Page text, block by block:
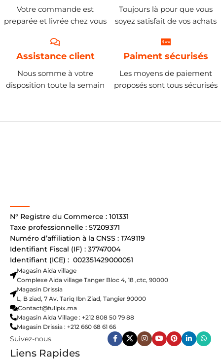
Votre commande est
preparée et livrée chez vous
Toujours là pour que vous
soyez satisfait de vos achats
Assistance client
Nous somme à votre
disposition toute la semain
Paiment sécurisés
Les moyens de paiement
proposés sont tous sécurisés
N° Registre du Commerce : 101331
Taxe professionnelle : 57209371
Numéro d’affiliation à la CNSS : 1749119
Identifiant Fiscal (IF) : 37747004
Identifiant (ICE) : 002351429000051
Magasin Aida village
Complexe Aida village Tanger Bloc 4, 18 ,ctc, 90000
Magasin Drissia
L, B ziad, 7 Av. Tariq Ibn Ziad, Tangier 90000
Contact@fullpix.ma
Magasin Aida Village : +212 808 50 79 88
Magasin Drissia : +212 660 68 61 66
Suivez-nous
Liens Rapides